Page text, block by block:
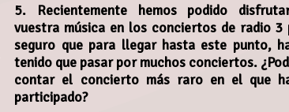
5. Recientemente hemos podido
vuestra música en los conciertos de radio 3
seguro que para llegar hasta este punto,
tenido que pasar por muchos conciertos.
contar el concierto más raro en el que
participado?